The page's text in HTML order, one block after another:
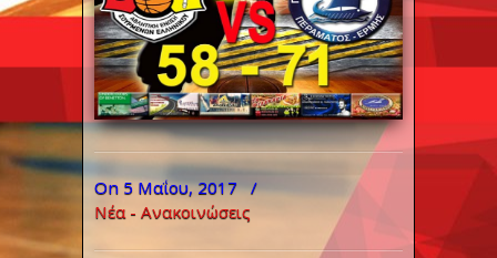
On 5 Μαΐου, 2017 /
Νέα - Ανακοινώσεις